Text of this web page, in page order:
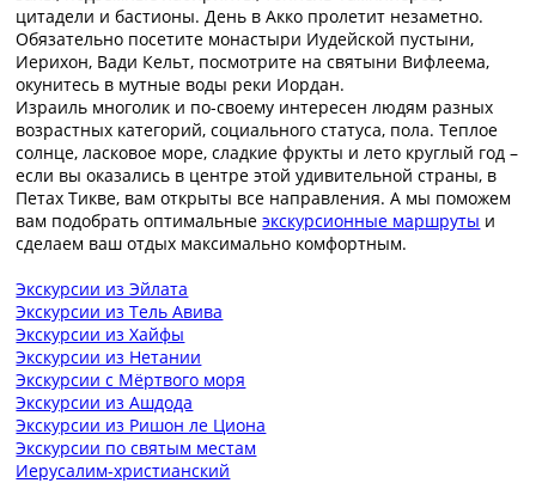
цитадели и бастионы. День в Акко пролетит незаметно.
Обязательно посетите монастыри Иудейской пустыни,
Иерихон, Вади Кельт, посмотрите на святыни Вифлеема,
окунитесь в мутные воды реки Иордан.
Израиль многолик и по-своему интересен людям разных
возрастных категорий, социального статуса, пола. Теплое
солнце, ласковое море, сладкие фрукты и лето круглый год –
если вы оказались в центре этой удивительной страны, в
Петах Тикве, вам открыты все направления. А мы поможем
вам подобрать оптимальныеэкскурсионные маршруты и
сделаем ваш отдых максимально комфортным.
Экскурсии из Эйлата
Экскурсии из Тель Авива
Экскурсии из Хайфы
Экскурсии из Нетании
Экскурсии с Мёртвого моря
Экскурсии из Ашдода
Экскурсии из Ришон ле Циона
Экскурсии по святым местам
Иерусалим-христианский